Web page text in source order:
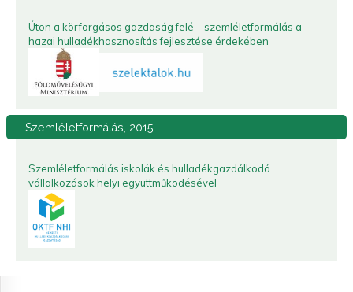
Úton a körforgásos gazdaság felé – szemléletformálás a
hazai hulladékhasznosítás fejlesztése érdekében
Szemléletformálás, 2015
Szemléletformálás iskolák és hulladékgazdálkodó
vállalkozások helyi együttműködésével